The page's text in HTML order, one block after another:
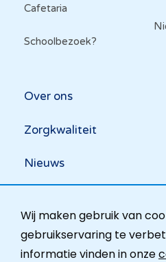
Wij maken gebruik van
gebruikservaring te
informatie vinden in onze
Cafetaria
Schoolbezoek?
Top
menu
Over ons
Zorgkwaliteit
Nieuws
Ombudsdienst